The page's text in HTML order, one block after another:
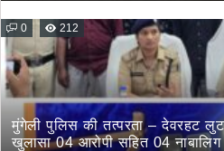
0 212
मुंगेली पुलिस की तत्परता – देवरहट
खुलासा 04 आरोपी सहित 04